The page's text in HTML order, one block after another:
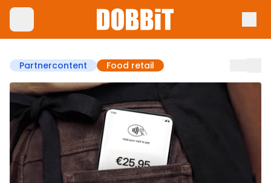
Partnercontent Food retail